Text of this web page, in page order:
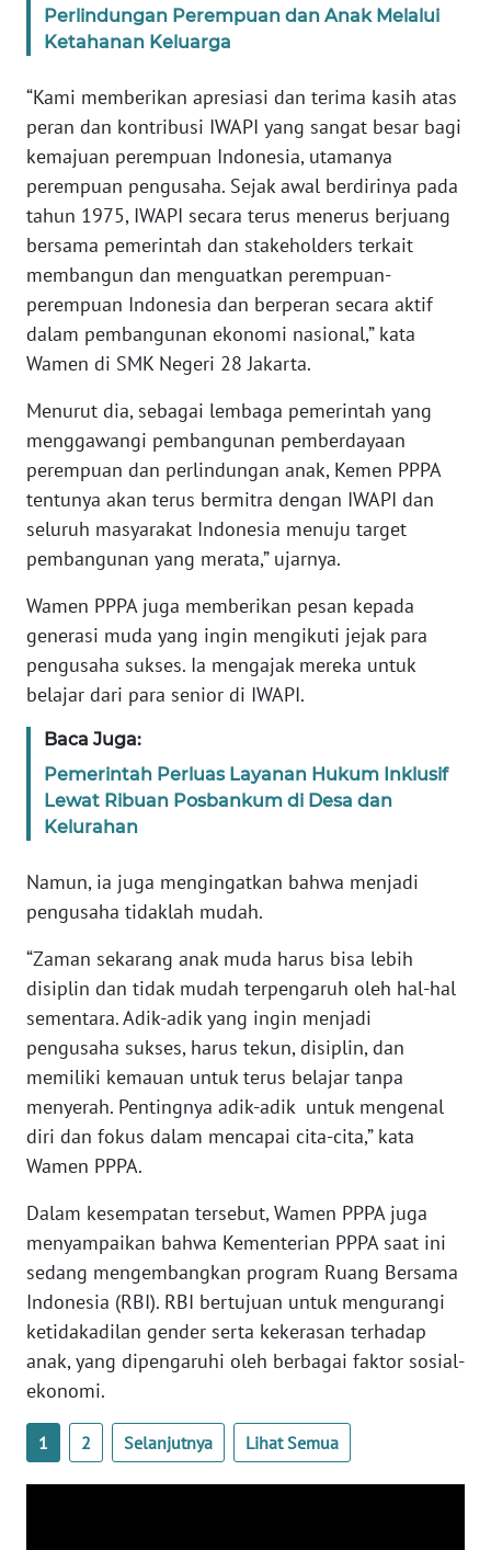
Perlindungan Perempuan dan Anak Melalui
Ketahanan Keluarga
“Kami memberikan apresiasi dan terima kasih atas
peran dan kontribusi IWAPI yang sangat besar bagi
kemajuan perempuan Indonesia, utamanya
perempuan pengusaha. Sejak awal berdirinya pada
tahun 1975, IWAPI secara terus menerus berjuang
bersama pemerintah dan stakeholders terkait
membangun dan menguatkan perempuan-
perempuan Indonesia dan berperan secara aktif
dalam pembangunan ekonomi nasional,” kata
Wamen di SMK Negeri 28 Jakarta.
Menurut dia, sebagai lembaga pemerintah yang
menggawangi pembangunan pemberdayaan
perempuan dan perlindungan anak, Kemen PPPA
tentunya akan terus bermitra dengan IWAPI dan
seluruh masyarakat Indonesia menuju target
pembangunan yang merata,” ujarnya.
Wamen PPPA juga memberikan pesan kepada
generasi muda yang ingin mengikuti jejak para
pengusaha sukses. Ia mengajak mereka untuk
belajar dari para senior di IWAPI.
Baca Juga:
Pemerintah Perluas Layanan Hukum Inklusif
Lewat Ribuan Posbankum di Desa dan
Kelurahan
Namun, ia juga mengingatkan bahwa menjadi
pengusaha tidaklah mudah.
“Zaman sekarang anak muda harus bisa lebih
disiplin dan tidak mudah terpengaruh oleh hal-hal
sementara. Adik-adik yang ingin menjadi
pengusaha sukses, harus tekun, disiplin, dan
memiliki kemauan untuk terus belajar tanpa
menyerah. Pentingnya adik-adik untuk mengenal
diri dan fokus dalam mencapai cita-cita,” kata
Wamen PPPA.
Dalam kesempatan tersebut, Wamen PPPA juga
menyampaikan bahwa Kementerian PPPA saat ini
sedang mengembangkan program Ruang Bersama
Indonesia (RBI). RBI bertujuan untuk mengurangi
ketidakadilan gender serta kekerasan terhadap
anak, yang dipengaruhi oleh berbagai faktor sosial-
ekonomi.
1 2 Selanjutnya Lihat Semua
SIBER
KARIR
DISCLAIMER
Wahana
Regional
WN
SUMUT
WN
JAKARTA
WN
JABAR
BANTEN
WN
NTT
WN
KEPRI
WN
WN
BARAT
WN
SERAMBI
WN
WN
SULTRA
WN
NTB
WN
SULTENG